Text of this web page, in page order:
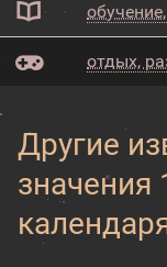
отдых,
Другие
значения